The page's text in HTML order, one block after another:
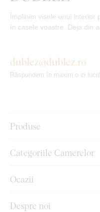
Împlinim visele unui interior
în casele voastre. Deja din
Produse
Categoriile Camerelor
Ocazii
Despre noi
dublez@dublez.ro
Răspundem în maxim o zi